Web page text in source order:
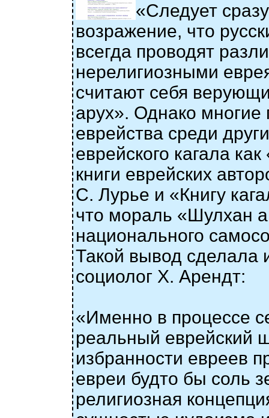
«Следует
возражение, что
всегда проводят
нерелигиозными
считают себя
арух». Однако
еврейства среди
еврейского кагала
книги еврейских
С. Лурье и «Книгу
что мораль «Шулхан
национального
Такой вывод сделала
социолог Х. Арендт:
«Именно в процессе
реальный еврейский
избранности евреев
евреи будто бы соль
религиозная